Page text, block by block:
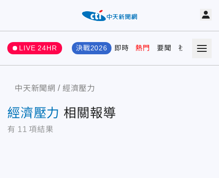
LIVE 24HR 決戰2026 即時 熱門 要聞 社會 娛樂
中天新聞網 經濟壓力
經濟壓力 相關報導
有 11 項結果